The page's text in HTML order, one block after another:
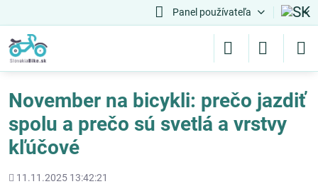
Panel používateľa
November na bicykli: prečo jazdiť
spolu a prečo sú svetlá a vrstvy
kľúčové
Pridané
11.11.2025 13:42:21